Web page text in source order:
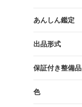
あんしん鑑定
出品形式
保証付き整備品
色